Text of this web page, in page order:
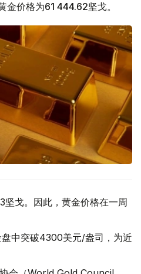
价格为61 444.62坚戈。
戈。因此，黄金价格在一周
中突破4300美元/盎司，为近